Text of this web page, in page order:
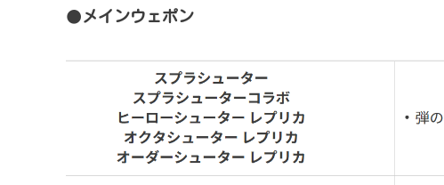
● メインウェポン